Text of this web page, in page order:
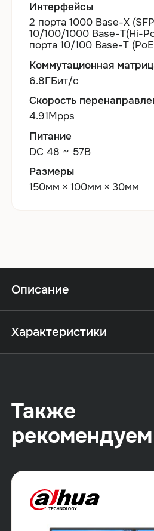
Интерфейсы
2 порта 1000 Base-X
10/100/1000 Base-T(Hi-
порта 10/100 Base-T
Коммутационная
6.8ГБит/с
Скорость
4.91Mpps
Питание
DC 48 ~ 57В
Размеры
150мм × 100мм × 30мм
Описание
Характеристики
Также
рекомендуем